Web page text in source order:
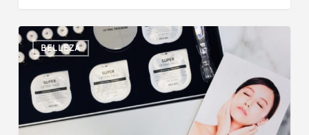
Lifting
Coreano!BELLEZA
0